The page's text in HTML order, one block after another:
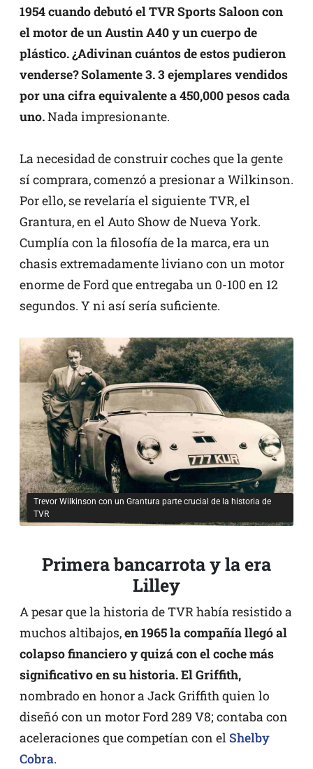
1954 cuando debutó el TVR Sports Saloon con
el motor de un Austin A40 y un cuerpo de
plástico. ¿Adivinan cuántos de estos pudieron
venderse? Solamente 3. 3 ejemplares vendidos
por una cifra equivalente a 450,000 pesos cada
uno.Nada impresionante.
La necesidad de construir coches que la gente
sí comprara, comenzó a presionar a Wilkinson.
Por ello, se revelaría el siguiente TVR, el
Grantura, en el Auto Show de Nueva York.
Cumplía con la filosofía de la marca, era un
chasis extremadamente liviano con un motor
enorme de Ford que entregaba un 0-100 en 12
segundos. Y ni así sería suficiente.
Trevor Wilkinson con un Grantura parte crucial de la historia de
TVR
Primera bancarrota y la era
Lilley
A pesar que la historia de TVR había resistido a
muchos altibajos,en 1965 la compañía llegó al
colapso financiero y quizá con el coche más
significativo en su historia. El Griffith,
nombrado en honor a Jack Griffith quien lo
diseñó con un motor Ford 289 V8; contaba con
aceleraciones que competían con el Shelby
Cobra.